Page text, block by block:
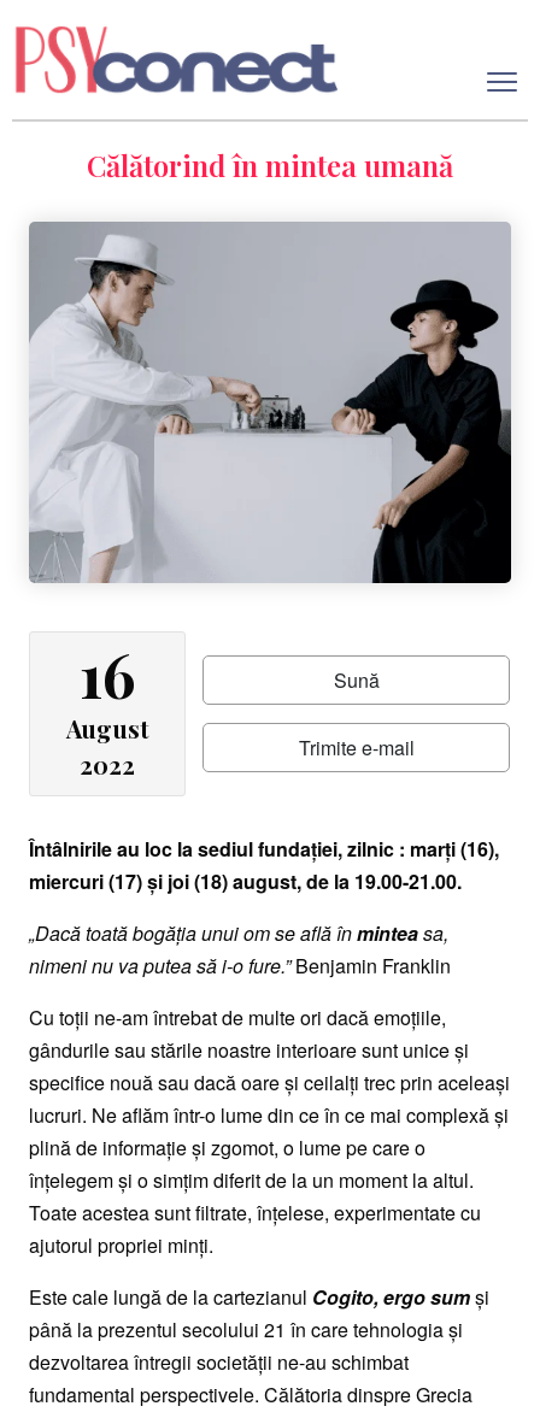
Călătorind în mintea umană
16
August
2022
Sună
Trimite e-mail
Întâlnirile au loc la sediul fundaţiei, zilnic : marţi (16),
miercuri (17) şi joi (18) august, de la 19.00-21.00.
„Dacă toată bogăţia unui om se află înminteasa,
nimeni nu va putea să i-o fure.” Benjamin Franklin
Cu toţii ne-am întrebat de multe ori dacă emoţiile,
gândurile sau stările noastre interioare sunt unice şi
specifice nouă sau dacă oare şi ceilalţi trec prin aceleaşi
lucruri. Ne aflăm într-o lume din ce în ce mai complexă şi
plină de informaţie şi zgomot, o lume pe care o
înţelegem şi o simţim diferit de la un moment la altul.
Toate acestea sunt filtrate, înţelese, experimentate cu
ajutorul propriei minţi.
Este cale lungă de la cartezianul Cogito, ergo sumşi
până la prezentul secolului 21 în care tehnologia şi
dezvoltarea întregii societăţii ne-au schimbat
fundamental perspectivele. Călătoria dinspre Grecia